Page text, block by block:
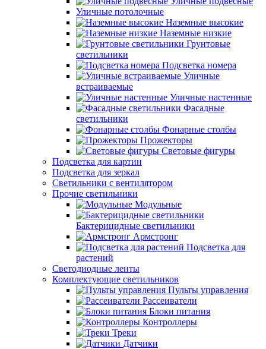
Уличные потолочные
Наземные высокие
Наземные низкие
Грунтовые
светильники
Подсветка номера
Уличные
встраиваемые
Уличные настенные
Фасадные
светильники
Фонарные столбы
Прожекторы
Световые фигуры
Подсветка для картин
Подсветка для зеркал
Светильники с вентилятором
Прочие светильники
Модульные
Бактерицидные светильники
Армстронг
Подсветка для
растений
Светодиодные ленты
Комплектующие светильников
Пульты управления
Рассеиватели
Блоки питания
Контроллеры
Треки
Датчики